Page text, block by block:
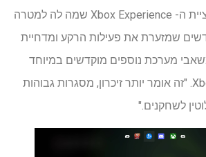
זה בדיוק מה שאפליקציית ה- Xbox Experience שמה לה למטרה
שמזערת את פעילות הרקע ומדחיית
מערכת נוספים מוקדשים במיוחד
למשחקים", מאשר Xbox. "זה אומר יותר זיכרון, מסגרות גבוהות
לשחקנים."